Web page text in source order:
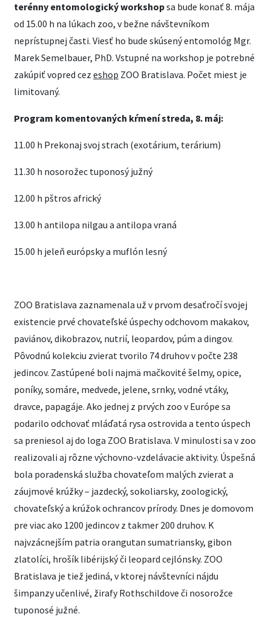
terénny entomologický workshopsa bude konať 8. mája
od 15.00 h na lúkach zoo, v bežne návštevníkom
neprístupnej časti. Viesť ho bude skúsený entomológ Mgr.
Marek Semelbauer, PhD. Vstupné na workshop je potrebné
zakúpiť vopred cez eshop ZOO Bratislava. Počet miest je
limitovaný.
Program komentovaných kŕmení streda, 8. máj:
11.00 h Prekonaj svoj strach (exotárium, terárium)
11.30 h nosorožec tuponosý južný
12.00 h pštros africký
13.00 h antilopa nilgau a antilopa vraná
15.00 h jeleň európsky a muflón lesný
ZOO Bratislava zaznamenala už v prvom desaťročí svojej
existencie prvé chovateľské úspechy odchovom makakov,
paviánov, dikobrazov, nutrií, leopardov, púm a dingov.
Pôvodnú kolekciu zvierat tvorilo 74 druhov v počte 238
jedincov. Zastúpené boli najmä mačkovité šelmy, opice,
poníky, somáre, medvede, jelene, srnky, vodné vtáky,
dravce, papagáje. Ako jednej z prvých zoo v Európe sa
podarilo odchovať mláďatá rysa ostrovida a tento úspech
sa preniesol aj do loga ZOO Bratislava. V minulosti sa v zoo
realizovali aj rôzne výchovno-vzdelávacie aktivity. Úspešná
bola poradenská služba chovateľom malých zvierat a
záujmové krúžky – jazdecký, sokoliarsky, zoologický,
chovateľský a krúžok ochrancov prírody. Dnes je domovom
pre viac ako 1200 jedincov z takmer 200 druhov. K
najvzácnejším patria orangutan sumatriansky, gibon
zlatolíci, hrošík libérijský či leopard cejlónsky. ZOO
Bratislava je tiež jediná, v ktorej návštevníci nájdu
šimpanzy učenlivé, žirafy Rothschildove či nosorožce
tuponosé južné.